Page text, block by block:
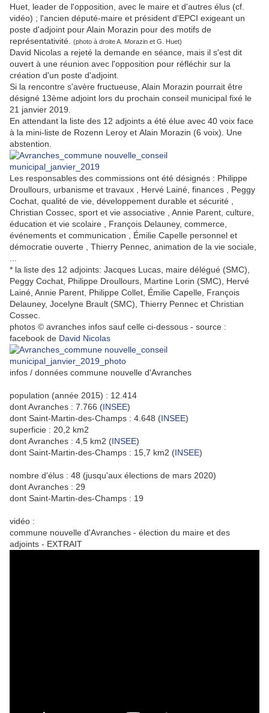
Huet, leader de l'opposition, avec le maire et d'autres élus (cf.
vidéo) ; l'ancien député-maire et président d'EPCI exigeant un
poste d'adjoint pour Alain Morazin pour des motifs de
représentativité.
(photo à droite A. Morazin et G. Huet)
David Nicolas a rejeté la demande en séance, mais il s'est dit
ouvert à une réunion avec l'opposition pour réfléchir sur la
création d'un poste d'adjoint.
Si la rencontre s'avère fructueuse, Alain Morazin pourrait être
désigné 13ème adjoint lors du prochain conseil municipal fixé le
21 janvier 2019.
En attendant la liste des 12 adjoints a été élue avec 40 voix face
à la mini-liste de Rozenn Leroy et Alain Morazin (6 voix). Une
abstention.
Les responsables des commissions ont été désignés : Philippe
Droullours, urbanisme et travaux , Hervé Lainé, finances , Peggy
Cochat, qualité de vie, développement durable et sécurité ,
Christian Cossec, sport et vie associative , Annie Parent, culture,
éducation et vie scolaire , François Delauney, commerce,
événements et communication , Émilie Capelle personnel et
démocratie ouverte , Thierry Pennec, animation de la vie sociale,
* la liste des 12 adjoints: Jacques Lucas, maire délégué (SMC),
Peggy Cochat, Philippe Droullours, Martine Lorin (SMC), Hervé
Lainé, Annie Parent, Philippe Collet, Émilie Capelle, François
Delauney, Jocelyne Brault (SMC), Thierry Pennec et Christian
Cossec.
photos © avranches infos sauf celle ci-dessous - source :
facebook de David Nicolas
infos / données commune nouvelle d'Avranches
population (année 2015) : 12.414
dont Avranches : 7.766 (INSEE)
dont Saint-Martin-des-Champs : 4.648 (INSEE)
superficie : 20,2 km2
dont Avranches : 4,5 km2 (INSEE)
dont Saint-Martin-des-Champs : 15,7 km2 (INSEE)
nombre d'élus : 48 (jusqu'aux élections de mars 2020)
dont Avranches : 29
dont Saint-Martin-des-Champs : 19
vidéo :
commune nouvelle d'Avranches - élection du maire et des
adjoints - EXTRAIT